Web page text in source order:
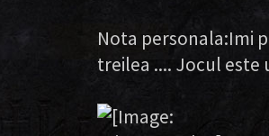
Nota personala:Imi
treilea .... Jocul